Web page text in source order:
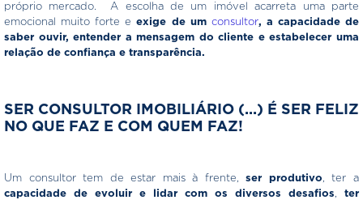
próprio mercado. A escolha de um imóvel acarreta uma parte
emocional muito forte eexige de um consultor, a capacidade de
saber ouvir, entender a mensagem do cliente e estabelecer uma
relação de confiança e transparência.
SER CONSULTOR IMOBILIÁRIO (...) É SER FELIZ
NO QUE FAZ E COM QUEM FAZ!
Um consultor tem de estar mais à frente,ser produtivo, ter a
capacidade de evoluir e lidar com os diversos desafios, ter